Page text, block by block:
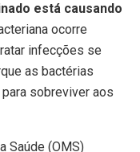
está causando
ocorre
infecções se
as bactérias
sobreviver aos
Saúde (OMS)